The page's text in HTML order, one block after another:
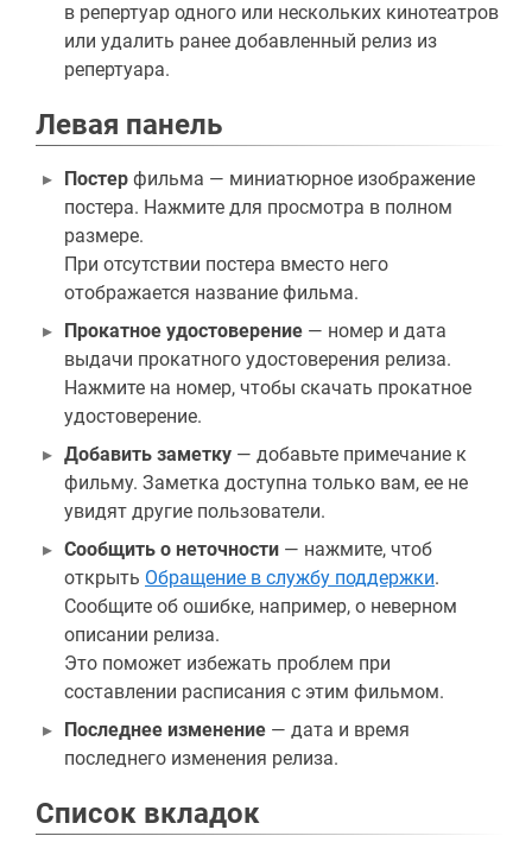
в репертуар одного или нескольких кинотеатров
или удалить ранее добавленный релиз из
репертуара.
Левая панель
Постер фильма — миниатюрное изображение
постера. Нажмите для просмотра в полном
размере.
При отсутствии постера вместо него
отображается название фильма.
Прокатное удостоверение — номер и дата
выдачи прокатного удостоверения релиза.
Нажмите на номер, чтобы скачать прокатное
удостоверение.
Добавить заметку — добавьте примечание к
фильму. Заметка доступна только вам, ее не
увидят другие пользователи.
Сообщить о неточности — нажмите, чтоб
открыть Обращение в службу поддержки.
Сообщите об ошибке, например, о неверном
описании релиза.
Это поможет избежать проблем при
составлении расписания с этим фильмом.
Последнее изменение — дата и время
последнего изменения релиза.
Список вкладок